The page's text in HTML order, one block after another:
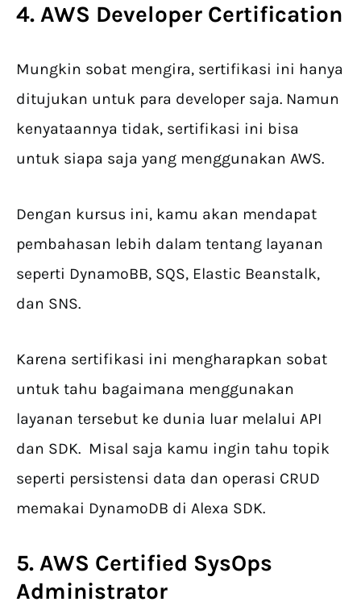
4. AWS Developer Certification
Mungkin sobat mengira, sertifikasi ini hanya
ditujukan untuk para developer saja. Namun
kenyataannya tidak, sertifikasi ini bisa
untuk siapa saja yang menggunakan AWS.
Dengan kursus ini, kamu akan mendapat
pembahasan lebih dalam tentang layanan
seperti DynamoBB, SQS, Elastic Beanstalk,
dan SNS.
Karena sertifikasi ini mengharapkan sobat
untuk tahu bagaimana menggunakan
layanan tersebut ke dunia luar melalui API
dan SDK. Misal saja kamu ingin tahu topik
seperti persistensi data dan operasi CRUD
memakai DynamoDB di Alexa SDK.
5. AWS Certified SysOps
Administrator